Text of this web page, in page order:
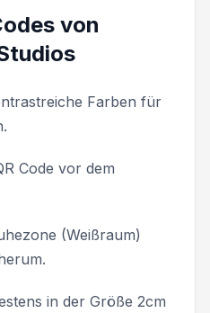
von
Farben für
Code vor dem
(Weißraum)
in der Größe 2cm